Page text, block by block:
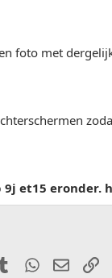
foto met
9j et15 eronder.
Tumblr WhatsApp
E-mail